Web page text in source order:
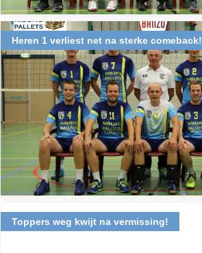
Heren 1 verliest net na sterke comeback!
Toppers weg kwijt na vermissing!